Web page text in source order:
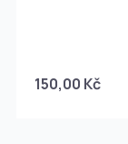
150,00 Kč